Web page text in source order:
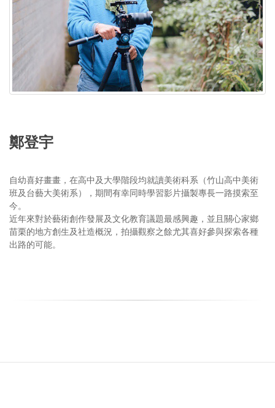
鄭登宇
自幼喜好畫畫，在高中及大學階段均就讀美術科系（竹山高中美術
班及台藝大美術系），期間有幸同時學習影片攝製專長一路摸索至
今。
近年來對於藝術創作發展及文化教育議題最感興趣，並且關心家鄉
苗栗的地方創生及社造概況，拍攝觀察之餘尤其喜好參與探索各種
出路的可能。